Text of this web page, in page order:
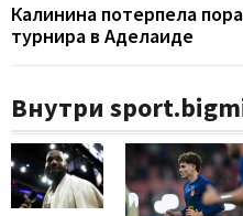
Калинина потерпела
турнира в Аделаиде
Внутри